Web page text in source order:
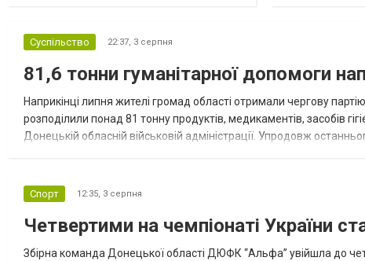
Суспільство 22:37, 3 серпня
81,6 тонни гуманітарної допомоги
Наприкінці липня жителі громад області отримали чергову
розподілили понад 81 тонну продуктів, медикаментів, засобів
Донецькій обласній військовій адміністрації. Упродовж
Спорт 12:35, 3 серпня
Четвертими на чемпіонаті України
Збірна команда Донецької області ДЮФК “Альфа” увійшла до